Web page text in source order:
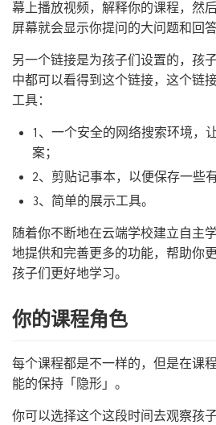
幕上播放视频，解释你的课程，然
屏幕就会显示你提问的大问题和回答
另一个链接是为孩子们设置的，孩
中都可以看得到这个链接，这个链
工具：
1、一个安全的网络搜索环境，
案；
2、剪贴记事本，以便保存一些
3、简单的展示工具。
随着你不断地在云端学校建立自主
地提供和完善更多的功能，帮助你
孩子们更好地学习。
你的课程角色
每个课程都是不一样的，但是在课
能的保持「隐形」。
你可以选择这个这段时间去观察孩